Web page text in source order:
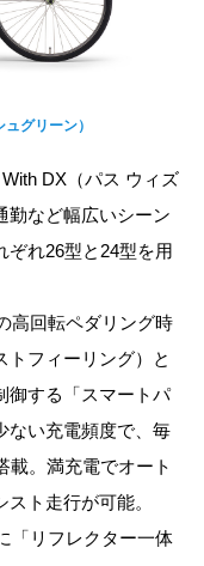
グリーン）
DX（パス ウィズ
勤など幅広いシーン
ぞれ26型と24型を用
高回転ペダリング時
トフィーリング）と
御する「スマートパ
ない充電頻度で、毎
載。満充電でオート
ト走行が可能。
「リフレクター一体